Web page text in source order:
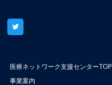
医療ネットワーク支援センターTOP
事業案内